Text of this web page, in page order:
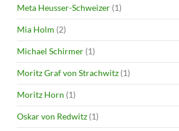
Meta Heusser-Schweizer (1)
Mia Holm (2)
Michael Schirmer (1)
Moritz Graf von Strachwitz (1)
Moritz Horn (1)
Oskar von Redwitz (1)